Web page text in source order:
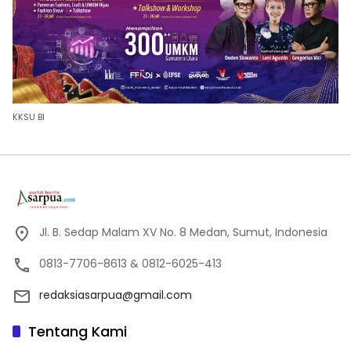
KKSU BI
Jl. B. Sedap Malam XV No. 8 Medan, Sumut, Indonesia
0813-7706-8613 & 0812-6025-413
redaksiasarpua@gmail.com
Tentang Kami